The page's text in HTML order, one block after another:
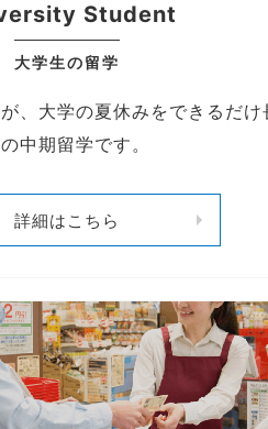
Student
大学生の留学
、大学の夏休みをできるだけ
中期留学です。
詳細はこちら